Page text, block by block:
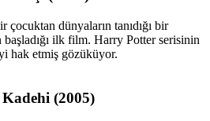
çocuktan dünyaların tanıdığı bir
ilk film. Harry Potter serisinin
hak etmiş gözüküyor.
(2005)